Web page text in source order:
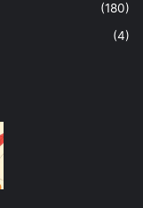
(180)
(4)